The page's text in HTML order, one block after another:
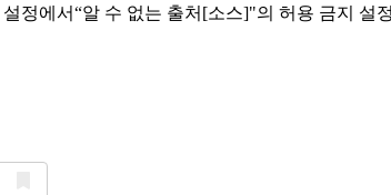
정에서“알 수 없는 출처[소스]"의 허용 금지 설